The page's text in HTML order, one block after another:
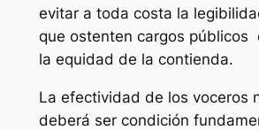
evitar a toda costa la
que ostenten cargos públicos
la equidad de la contienda.
La efectividad de los voceros
deberá ser condición